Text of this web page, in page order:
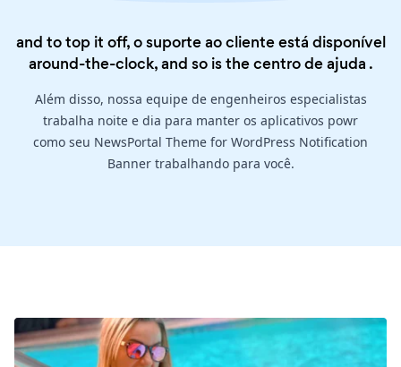
and to top it off, o suporte ao cliente está disponível
around-the-clock, and so is thecentro de ajuda .
Além disso, nossa equipe de engenheiros especialistas
trabalha noite e dia para manter os aplicativos powr
como seu NewsPortal Theme for WordPress Notification
Banner trabalhando para você.